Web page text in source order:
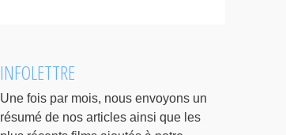
INFOLETTRE
Une fois par mois, nous envoyons un
résumé de nos articles ainsi que les